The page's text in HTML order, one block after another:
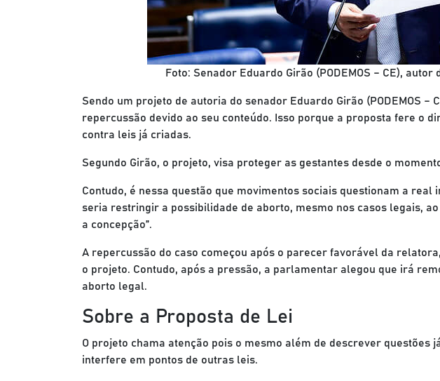
Foto: Senador Eduardo Girão (PODEMOS – CE),
Sendo um projeto de autoria do senador Eduardo Girão (PODEMOS –
repercussão devido ao seu conteúdo. Isso porque a proposta fere o
contra leis já criadas.
Segundo Girão, o projeto, visa proteger as gestantes desde o
Contudo, é nessa questão que movimentos sociais questionam a real
seria restringir a possibilidade de aborto, mesmo nos casos legais,
a concepção”.
A repercussão do caso começou após o parecer favorável da
o projeto. Contudo, após a pressão, a parlamentar alegou que irá
aborto legal.
Sobre a Proposta de Lei
O projeto chama atenção pois o mesmo além de descrever questões
interfere em pontos de outras leis.